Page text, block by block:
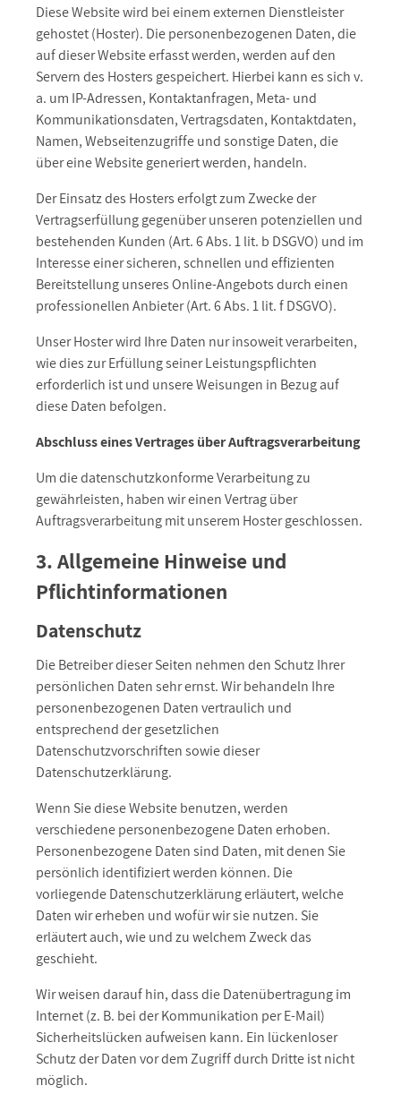
Diese Website wird bei einem externen Dienstleister
gehostet (Hoster). Die personenbezogenen Daten, die
auf dieser Website erfasst werden, werden auf den
Servern des Hosters gespeichert. Hierbei kann es sich v.
a. um IP-Adressen, Kontaktanfragen, Meta- und
Kommunikationsdaten, Vertragsdaten, Kontaktdaten,
Namen, Webseitenzugriffe und sonstige Daten, die
über eine Website generiert werden, handeln.
Der Einsatz des Hosters erfolgt zum Zwecke der
Vertragserfüllung gegenüber unseren potenziellen und
bestehenden Kunden (Art. 6 Abs. 1 lit. b DSGVO) und im
Interesse einer sicheren, schnellen und effizienten
Bereitstellung unseres Online-Angebots durch einen
professionellen Anbieter (Art. 6 Abs. 1 lit. f DSGVO).
Unser Hoster wird Ihre Daten nur insoweit verarbeiten,
wie dies zur Erfüllung seiner Leistungspflichten
erforderlich ist und unsere Weisungen in Bezug auf
diese Daten befolgen.
Abschluss eines Vertrages über Auftragsverarbeitung
Um die datenschutzkonforme Verarbeitung zu
gewährleisten, haben wir einen Vertrag über
Auftragsverarbeitung mit unserem Hoster geschlossen.
3. Allgemeine Hinweise und
Pflichtinformationen
Datenschutz
Die Betreiber dieser Seiten nehmen den Schutz Ihrer
persönlichen Daten sehr ernst. Wir behandeln Ihre
personenbezogenen Daten vertraulich und
entsprechend der gesetzlichen
Datenschutzvorschriften sowie dieser
Datenschutzerklärung.
Wenn Sie diese Website benutzen, werden
verschiedene personenbezogene Daten erhoben.
Personenbezogene Daten sind Daten, mit denen Sie
persönlich identifiziert werden können. Die
vorliegende Datenschutzerklärung erläutert, welche
Daten wir erheben und wofür wir sie nutzen. Sie
erläutert auch, wie und zu welchem Zweck das
geschieht.
Wir weisen darauf hin, dass die Datenübertragung im
Internet (z. B. bei der Kommunikation per E-Mail)
Sicherheitslücken aufweisen kann. Ein lückenloser
Schutz der Daten vor dem Zugriff durch Dritte ist nicht
möglich.